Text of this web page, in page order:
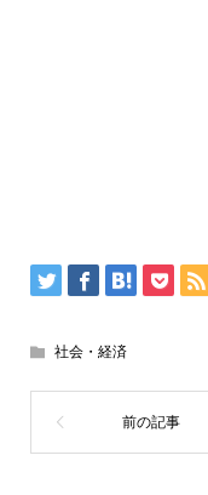
社会・経済